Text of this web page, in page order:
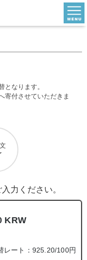
となります。
寄付させていただきま
力ください。
KRW
レート：925.20/100円